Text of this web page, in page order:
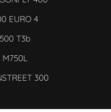
EURO 4
T3b
300